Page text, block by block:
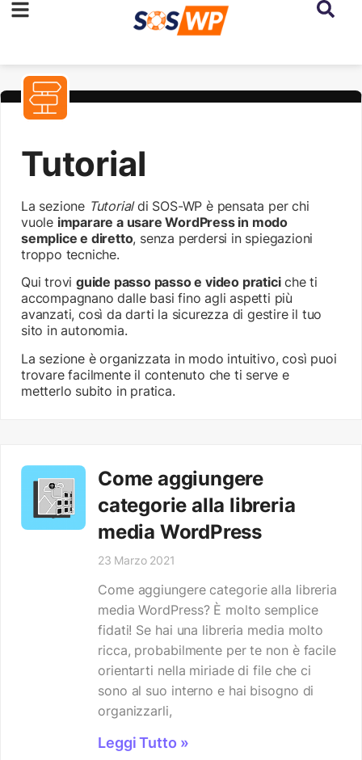
Tutorial
La sezione Tutorialdi SOS-WP è pensata per chi
vuole imparare a usare WordPress in modo
semplice e diretto, senza perdersi in spiegazioni
troppo tecniche.
Qui trovi guide passo passo e video praticiche ti
accompagnano dalle basi fino agli aspetti più
avanzati, così da darti la sicurezza di gestire il tuo
sito in autonomia.
La sezione è organizzata in modo intuitivo, così puoi
trovare facilmente il contenuto che ti serve e
metterlo subito in pratica.
Come aggiungere
categorie alla libreria
media WordPress
23 Marzo 2021
Come aggiungere categorie alla libreria
media WordPress? È molto semplice
fidati! Se hai una libreria media molto
ricca, probabilmente per te non è facile
orientarti nella miriade di file che ci
sono al suo interno e hai bisogno di
organizzarli,
Leggi Tutto »